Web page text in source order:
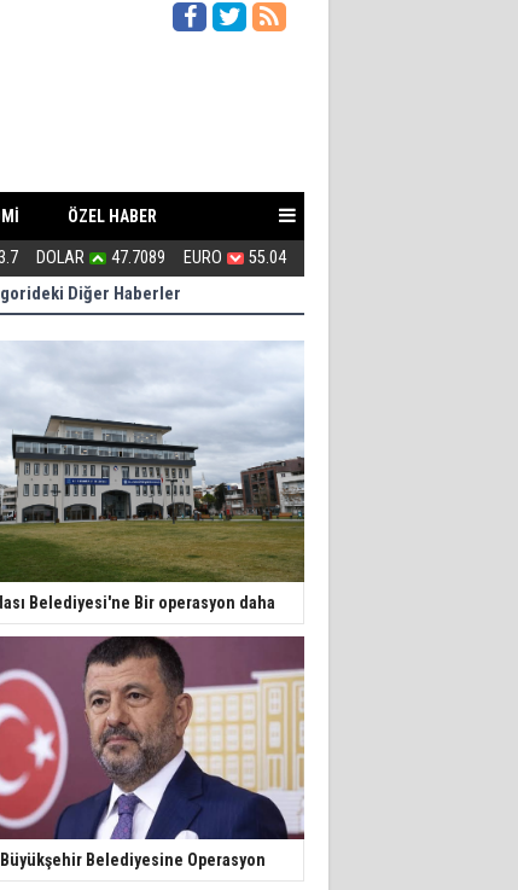
ÖZEL HABER
DOLAR 47.7089 EURO 55.04
Diğer Haberler
Belediyesi'ne Bir operasyon daha
Belediyesine Operasyon